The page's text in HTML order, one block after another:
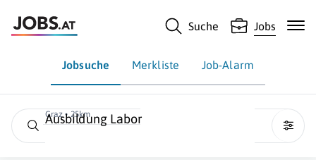
Suche Jobs
Jobsuche Merkliste Job-Alarm
Graz • 25km
Ausbildung Labor